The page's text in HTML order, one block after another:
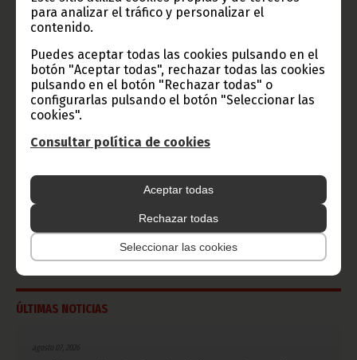
para analizar el tráfico y personalizar el
contenido.
Puedes aceptar todas las cookies pulsando en el
botón "Aceptar todas", rechazar todas las cookies
pulsando en el botón "Rechazar todas" o
configurarlas pulsando el botón "Seleccionar las
cookies".
Consultar política de cookies
Aceptar todas
Rechazar todas
Seleccionar las cookies
Haz click aquí para escuchar ahora
CATEGORÍAS
Noticias Gobierno
Presidencia
África
Deportes Vicepresidencia
COVID-19 Cultura Estadísticas CAN 2015
Economía
CongresoPDGE FIJA Bielorrusia
Consejo de la república CAN 2025 Defensor del pueblo
ÚLTIMAS NOTICIAS
agosto 07, 2026